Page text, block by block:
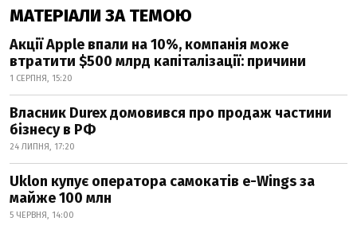
МАТЕРІАЛИ ЗА ТЕМОЮ
Акції Apple впали на 10%, компанія може
втратити $500 млрд капіталізації: причини
1 СЕРПНЯ, 15:20
Власник Durex домовився про продаж частини
бізнесу в РФ
24 ЛИПНЯ, 17:20
Uklon купує оператора самокатів e-Wings за
майже 100 млн
5 ЧЕРВНЯ, 14:00